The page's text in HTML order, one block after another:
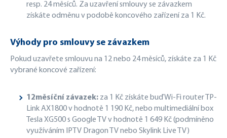
resp. 24 měsíců. Za uzavření smlouvy se závazkem
získáte odměnu v podobě koncového zařízení za 1 Kč.
Výhody pro smlouvy se závazkem
Pokud uzavřete smlouvu na 12 nebo 24 měsíců, získáte za 1 Kč
vybrané koncové zařízení:
12měsíční závazek: za 1 Kč získáte buď Wi-Fi router TP-
Link AX1800 v hodnotě 1 190 Kč, nebo multimediální box
Tesla XG500 s Google TV v hodnotě 1 649 Kč (podmíněno
využíváním IPTV Dragon TV nebo Skylink Live TV)